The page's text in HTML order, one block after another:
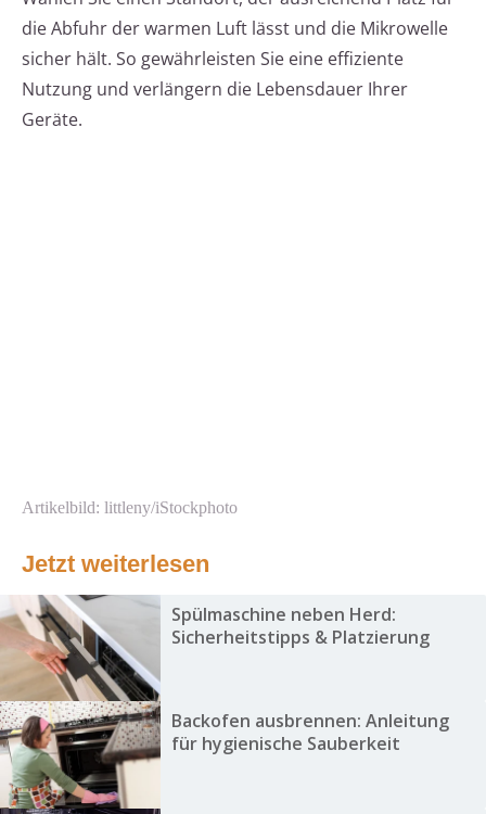
die Abfuhr der warmen Luft lässt und die Mikrowelle
sicher hält. So gewährleisten Sie eine effiziente
Nutzung und verlängern die Lebensdauer Ihrer
Geräte.
Artikelbild: littleny/iStockphoto
Jetzt weiterlesen
Spülmaschine neben Herd:
Sicherheitstipps & Platzierung
Backofen ausbrennen: Anleitung
für hygienische Sauberkeit